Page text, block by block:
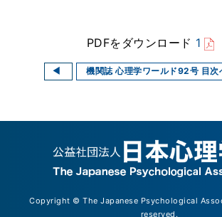
PDFをダウンロード 1
機関誌 心理学ワールド92号 目次
Copyright © The Japanese Psychological
reserved.